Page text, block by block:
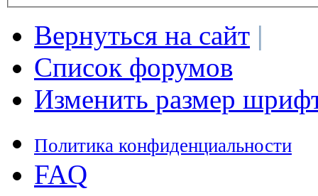
Вернуться на сайт |
Список форумов
Изменить размер
Политика конфиденциальности
FAQ